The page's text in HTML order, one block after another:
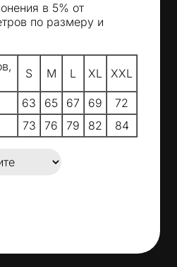
в 5% от
по размеру и
S M L XL XXL
63 65 67 69
72
73 76 79 82 84